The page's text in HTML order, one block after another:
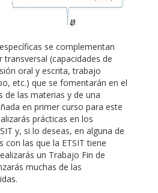
se complementan
(capacidades de
oral y escrita, trabajo
etc.) que se fomentarán en el
de las materias y de una
en primer curso para este
prácticas en los
y, si lo deseas, en alguna de
con las que la ETSIT tiene
un Trabajo Fin de
muchas de las